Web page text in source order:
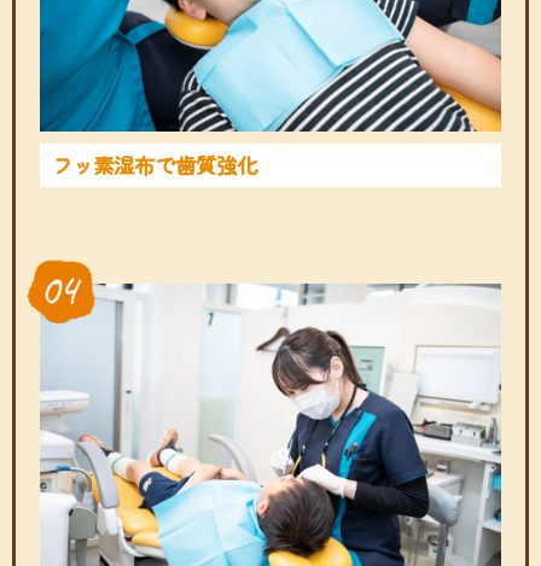
フッ素湿布で歯質強化